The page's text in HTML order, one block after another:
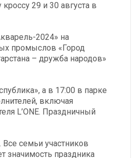
29 и 30 августа в
2024» на
промыслов «Город
– дружба народов»
а в 17:00 в парке
включая
L’ONE. Праздничный
семьи участников
значимость праздника